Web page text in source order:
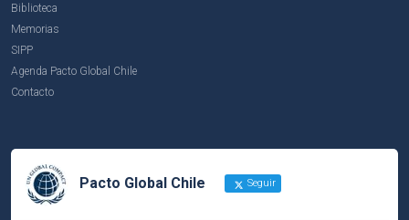
Biblioteca
Memorias
SIPP
Agenda Pacto Global Chile
Contacto
Pacto Global Chile Seguir